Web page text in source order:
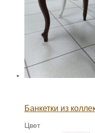
Банкетки из
Цвет